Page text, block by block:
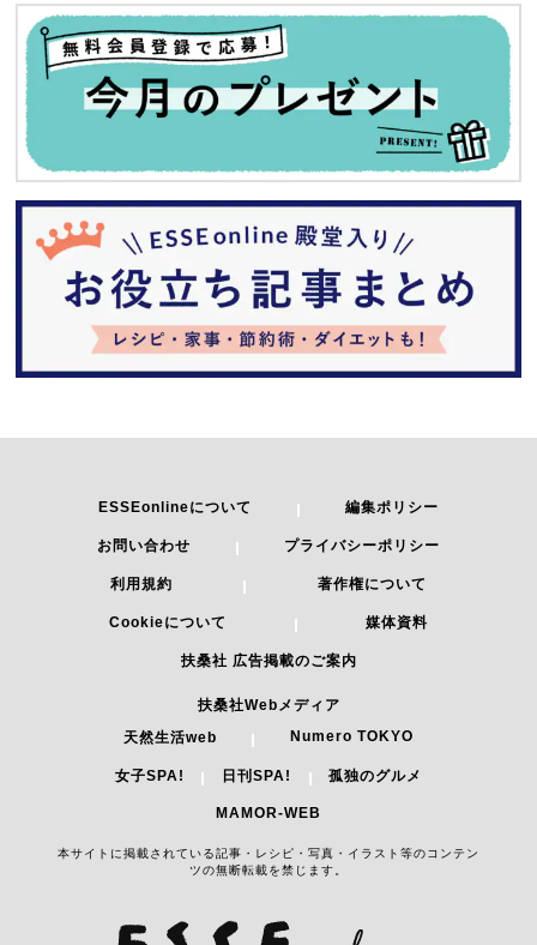
ESSEonlineについて 編集ポリシー
お問い合わせ プライバシーポリシー
利用規約 著作権について
Cookieについて 媒体資料
扶桑社 広告掲載のご案内
扶桑社Webメディア
天然生活web
Numero TOKYO
女子SPA! 日刊SPA! 孤独のグルメ
MAMOR-WEB
本サイトに掲載されている記事・レシピ・写真・イラスト等のコンテン
ツの無断転載を禁じます。